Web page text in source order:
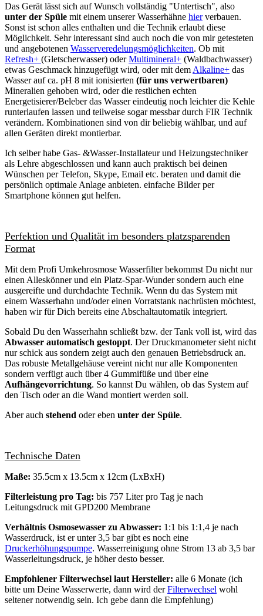
Das Gerät lässt sich auf Wunsch vollständig "Untertisch", also
unter der Spüle mit einem unserer Wasserhähne hierverbauen.
Sonst ist schon alles enthalten und die Technik erlaubt diese
Möglichkeit. Sehr interessant sind auch noch die von mir getesteten
und angebotenen Wasserveredelungsmöglichkeiten. Ob mit
Refresh+ (Gletscherwasser) oderMultimineral+ (Waldbachwasser)
etwas Geschmack hinzugefügt wird, oder mit dem Alkaline+ das
Wasser auf ca. pH 8 mit ionisierten (für uns verwertbaren)
Mineralien gehoben wird, oder die restlichen echten
Energetisierer/Beleber das Wasser eindeutig noch leichter die Kehle
runterlaufen lassen und teilweise sogar messbar durch FIR Technik
verändern. Kombinationen sind von dir beliebig wählbar, und auf
allen Geräten direkt montierbar.
Ich selber habe Gas- &Wasser-Installateur und Heizungstechniker
als Lehre abgeschlossen und kann auch praktisch bei deinen
Wünschen per Telefon, Skype, Email etc. beraten und damit die
persönlich optimale Anlage anbieten. einfache Bilder per
Smartphone können gut helfen.
Perfektion und Qualität im besonders platzsparenden
Format
Mit dem Profi Umkehrosmose Wasserfilter bekommst Du nicht nur
einen Alleskönner und ein Platz-Spar-Wunder sondern auch eine
ausgereifte und durchdachte Technik. Wenn du das System mit
einem Wasserhahn und/oder einen Vorratstank nachrüsten möchtest,
haben wir für Dich bereits eine Abschaltautomatik integriert.
Sobald Du den Wasserhahn schließt bzw. der Tank voll ist, wird das
Abwasser automatisch gestoppt. Der Druckmanometer sieht nicht
nur schick aus sondern zeigt auch den genauen Betriebsdruck an.
Das robuste Metallgehäuse vereint nicht nur alle Komponenten
sondern verfügt auch über 4 Gummifüße und über eine
Aufhängevorrichtung. So kannst Du wählen, ob das System auf
den Tisch oder an die Wand montiert werden soll.
Aber auch stehend oder eben unter der Spüle.
Technische Daten
Maße: 35.5cm x 13.5cm x 12cm (LxBxH)
Filterleistung pro Tag: bis 757 Liter pro Tag je nach
Leitungsdruck mit GPD200 Membrane
Verhältnis Osmosewasser zu Abwasser: 1:1 bis 1:1,4 je nach
Wasserdruck, ist er unter 3,5 bar gibt es noch eine
Druckerhöhungspumpe. Wasserreinigung ohne Strom 13 ab 3,5 bar
Wasserleitungsdruck, je höher desto besser.
Empfohlener Filterwechsel laut Hersteller: alle 6 Monate (ich
bitte um Deine Wasserwerte, dann wird derFilterwechsel wohl
seltener notwendig sein. Ich gebe dann die Empfehlung)